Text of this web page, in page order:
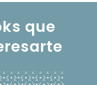
que